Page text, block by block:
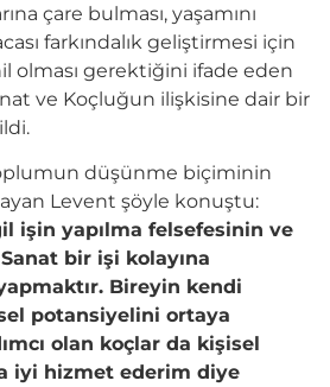
çare bulması, yaşamını
farkındalık geliştirmesi için
olması gerektiğini ifade eden
ve Koçluğun ilişkisine dair bir
düşünme biçiminin
Levent şöyle konuştu:
işin yapılma felsefesinin ve
bir işi kolayına
Bireyin kendi
potansiyelini ortaya
olan koçlar da kişisel
iyi hizmet ederim diye